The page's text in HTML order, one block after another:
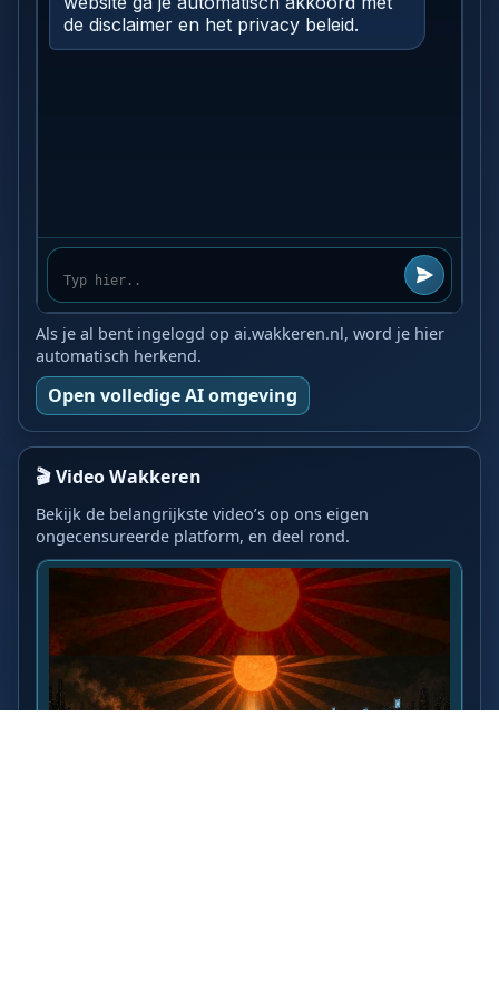
Als je al bent ingelogd op ai.wakkeren.nl, word je hier
automatisch herkend.
Open volledige AI omgeving
🎬 Video Wakkeren
Bekijk de belangrijkste video’s op ons eigen
ongecensureerde platform, en deel rond.